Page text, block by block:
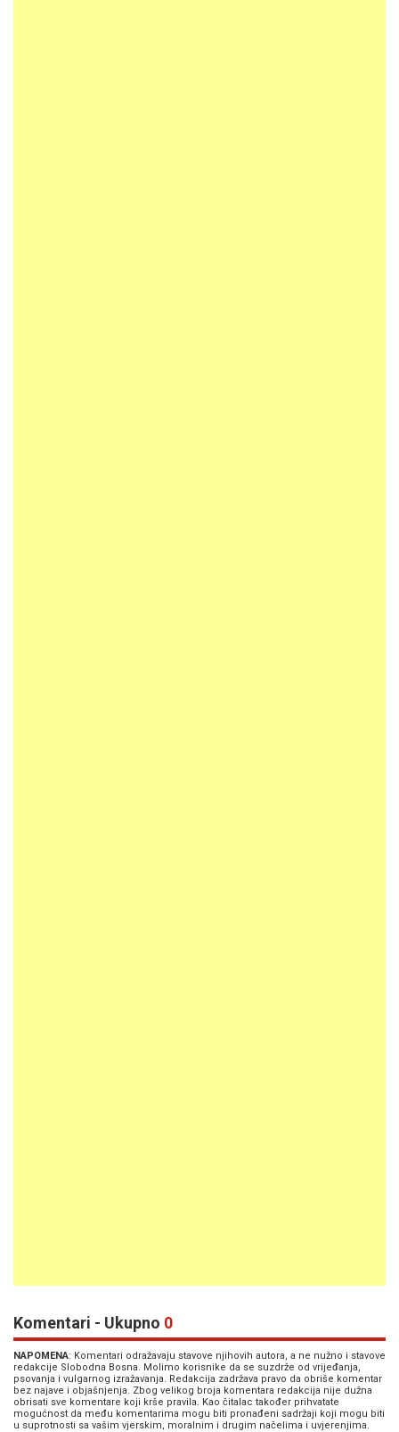
Komentari - Ukupno 0
NAPOMENA: Komentari odražavaju stavove njihovih autora, a ne nužno i stavove
redakcije Slobodna Bosna. Molimo korisnike da se suzdrže od vrijeđanja,
psovanja i vulgarnog izražavanja. Redakcija zadržava pravo da obriše komentar
bez najave i objašnjenja. Zbog velikog broja komentara redakcija nije dužna
obrisati sve komentare koji krše pravila. Kao čitalac također prihvatate
mogućnost da među komentarima mogu biti pronađeni sadržaji koji mogu biti
u suprotnosti sa vašim vjerskim, moralnim i drugim načelima i uvjerenjima.